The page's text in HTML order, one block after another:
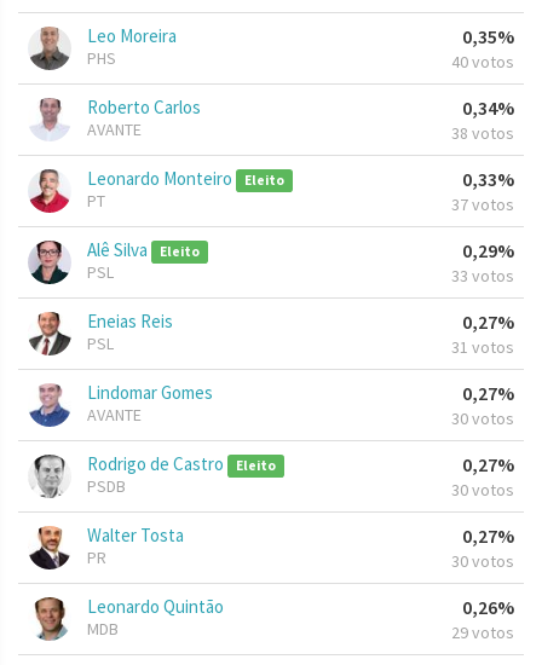
Leo Moreira
PHS
0,35%
40 votos
Roberto Carlos
AVANTE
0,34%
38 votos
Leonardo Monteiro Eleito
PT
0,33%
37 votos
Alê Silva Eleito
PSL
0,29%
33 votos
Eneias Reis
PSL
0,27%
31 votos
Lindomar Gomes
AVANTE
0,27%
30 votos
Rodrigo de Castro Eleito
PSDB
0,27%
30 votos
Walter Tosta
PR
0,27%
30 votos
Leonardo Quintão
MDB
0,26%
29 votos